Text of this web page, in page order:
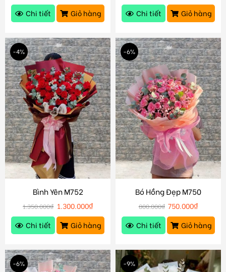
Chi tiết
Giỏ hàng
Chi tiết
Giỏ hàng
-4%
Bình Yên M752
1.350.000₫ 1.300.000₫
Chi tiết
Giỏ hàng
-6%
Bó Hồng Đẹp M750
800.000₫ 750.000₫
Chi tiết
Giỏ hàng
-6% -9%